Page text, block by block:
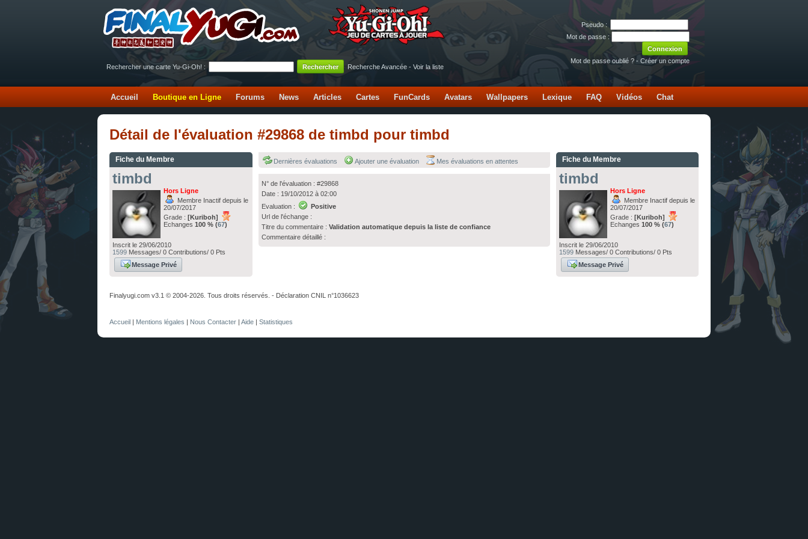
Pseudo :
Mot de passe :
Mot de passe oublié ? - Créer un compte
Rechercher une carte Yu-Gi-Oh! :
Recherche Avancée - Voir la liste
Accueil Boutique en Ligne Forums News Articles Cartes FunCards Avatars Wallpapers Lexique FAQ Vidéos Chat
Détail de l'évaluation #29868 de timbd pour timbd
Fiche du Membre
timbd
Hors Ligne
Membre Inactif depuis le
20/07/2017
Grade : [Kuriboh]
Echanges 100 % (67)
Inscrit le 29/06/2010
1599 Messages/ 0 Contributions/ 0 Pts
Message Privé
Dernières évaluations Ajouter une évaluation Mes évaluations en attentes
N° de l'évaluation : #29868
Date : 19/10/2012 à 02:00
Evaluation :
Positive
Url de l'échange :
Titre du commentaire : Validation automatique depuis la liste de confiance
Commentaire détaillé :
Fiche du Membre
timbd
Hors Ligne
Membre Inactif depuis le
20/07/2017
Grade : [Kuriboh]
Echanges 100 % (67)
Inscrit le 29/06/2010
1599Messages/ 0 Contributions/ 0 Pts
Message Privé
Finalyugi.com v3.1 © 2004-2026. Tous droits réservés. - Déclaration CNIL n°1036623
Accueil | Mentions légales | Nous Contacter | Aide | Statistiques